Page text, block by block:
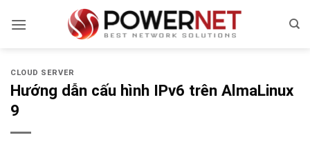
qua
CLOUD SERVER
Hướng dẫn cấu hình IPv6 trên AlmaLinux
9